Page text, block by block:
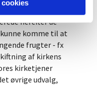
op til 35-40
herefter de
komme til at
frugter - fx
af kirkens
kirketjener
øvrige udvalg,